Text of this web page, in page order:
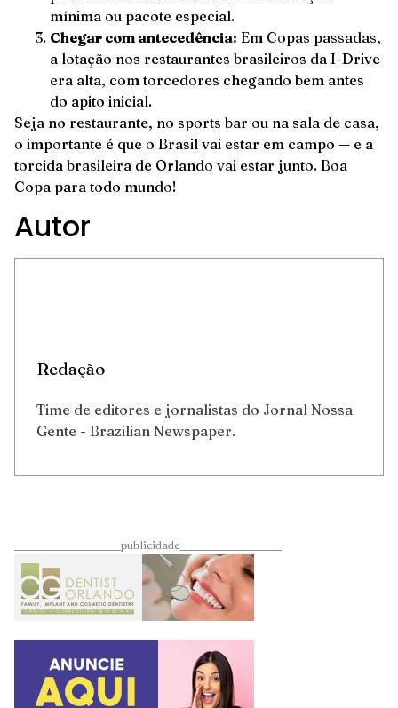
mínima ou pacote especial.
Chegar com antecedência: Em Copas passadas,
a lotação nos restaurantes brasileiros da I-Drive
era alta, com torcedores chegando bem antes
do apito inicial.
Seja no restaurante, no sports bar ou na sala de casa,
o importante é que o Brasil vai estar em campo — e a
torcida brasileira de Orlando vai estar junto. Boa
Copa para todo mundo!
Autor
Redação
Time de editores e jornalistas do Jornal Nossa
Gente - Brazilian Newspaper.
____________________publicidade___________________